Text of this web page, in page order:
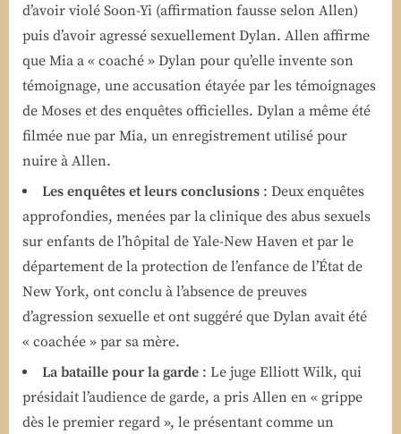
d’avoir violé Soon-Yi (affirmation fausse selon Allen)
puis d’avoir agressé sexuellement Dylan. Allen affirme
que Mia a « coaché » Dylan pour qu’elle invente son
témoignage, une accusation étayée par les témoignages
de Moses et des enquêtes officielles. Dylan a même été
filmée nue par Mia, un enregistrement utilisé pour
nuire à Allen.
Les enquêtes et leurs conclusions : Deux enquêtes
approfondies, menées par la clinique des abus sexuels
sur enfants de l’hôpital de Yale-New Haven et par le
département de la protection de l’enfance de l’État de
New York, ont conclu à l’absence de preuves
d’agression sexuelle et ont suggéré que Dylan avait été
« coachée » par sa mère.
La bataille pour la garde : Le juge Elliott Wilk, qui
présidait l’audience de garde, a pris Allen en « grippe
dès le premier regard », le présentant comme un